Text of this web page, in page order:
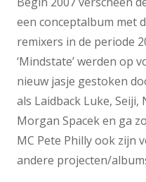
een conceptalbum met
remixers in de periode
‘Mindstate’ werden op
nieuw jasje gestoken
als Laidback Luke, Seiji,
Morgan Spacek en ga
MC Pete Philly ook zijn
andere projecten/